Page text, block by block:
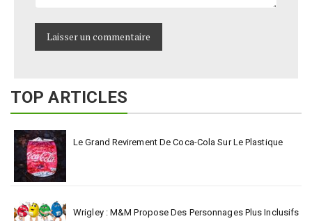
TOP ARTICLES
Le Grand Revirement De Coca-Cola Sur Le Plastique
Wrigley : M&M Propose Des Personnages Plus Inclusifs